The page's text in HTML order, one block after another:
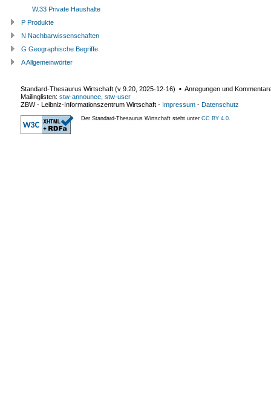
W.33 Private Haushalte
P Produkte
N Nachbarwissenschaften
G Geographische Begriffe
A Allgemeinwörter
Standard-Thesaurus Wirtschaft (v 9.20 2025-12-16) ▪ Anregungen und
Mailinglisten: stw-announce stw-user
ZBW - Leibniz-Informationszentrum Wirtschaft - Impressum - Datenschutz
Der Standard-Thesaurus Wirtschaft steht unter CC BY 4.0